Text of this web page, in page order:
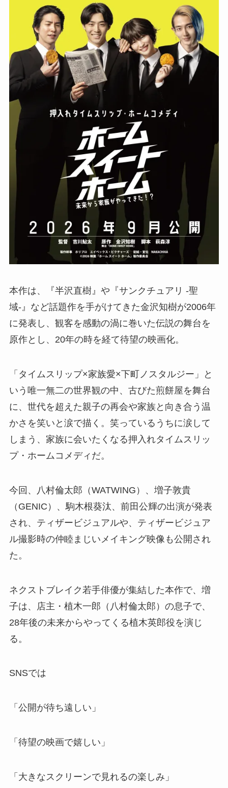
本作は、『半沢直樹』や『サンクチュアリ -聖
域-』など話題作を手がけてきた金沢知樹が2006年
に発表し、観客を感動の渦に巻いた伝説の舞台を
原作とし、20年の時を経て待望の映画化。
「タイムスリップ×家族愛×下町ノスタルジー」と
いう唯一無二の世界観の中、古びた煎餅屋を舞台
に、世代を超えた親子の再会や家族と向き合う温
かさを笑いと涙で描く。笑っているうちに涙して
しまう、家族に会いたくなる押入れタイムスリッ
プ・ホームコメディだ。
今回、八村倫太郎（WATWING）、増子敦貴
（GENIC）、駒木根葵汰、前田公輝の出演が発表
され、ティザービジュアルや、ティザービジュア
ル撮影時の仲睦まじいメイキング映像も公開され
た。
ネクストブレイク若手俳優が集結した本作で、増
子は、店主・植木一郎（八村倫太郎）の息子で、
28年後の未来からやってくる植木英郎役を演じ
る。
SNSでは
「公開が待ち遠しい」
「待望の映画で嬉しい」
「大きなスクリーンで見れるの楽しみ」